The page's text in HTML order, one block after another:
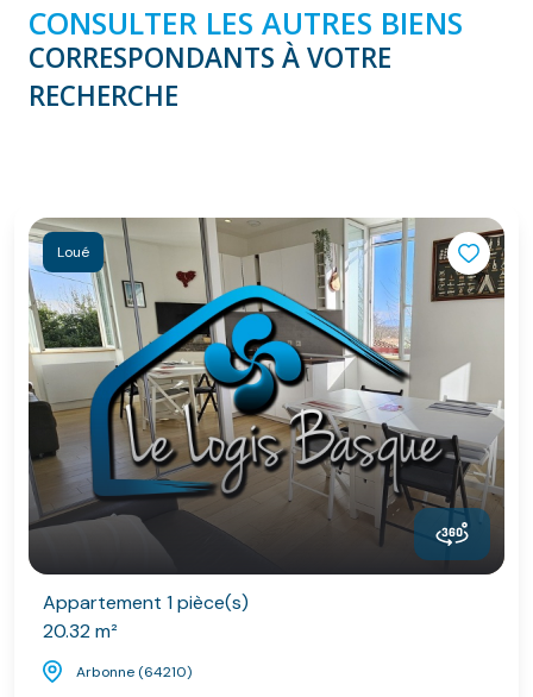
CONSULTER LES AUTRES BIENS
CORRESPONDANTS À VOTRE
RECHERCHE
Loué
Appartement 1 pièce(s)
20.32 m²
Arbonne (64210)